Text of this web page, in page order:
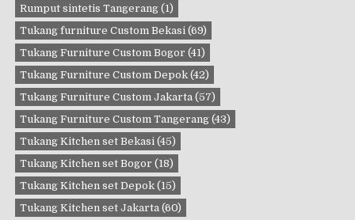
Rumput sintetis Tangerang (1)
Tukang furniture Custom Bekasi (69)
Tukang Furniture Custom Bogor (41)
Tukang Furniture Custom Depok (42)
Tukang Furniture Custom Jakarta (57)
Tukang Furniture Custom Tangerang (43)
Tukang Kitchen set Bekasi (45)
Tukang Kitchen set Bogor (18)
Tukang Kitchen set Depok (15)
Tukang Kitchen set Jakarta (60)